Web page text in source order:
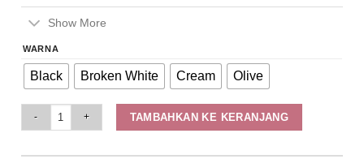
Show More
WARNA
Black Broken White Cream Olive
TAMBAHKAN KE KERANJANG